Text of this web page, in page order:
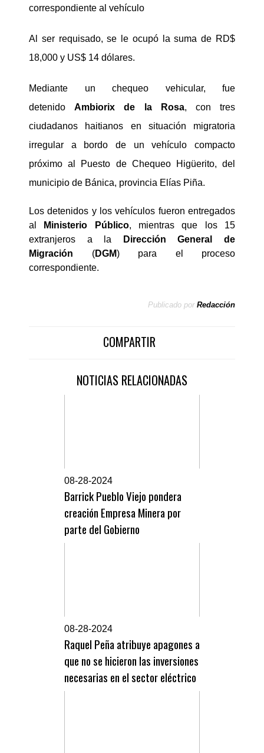
correspondiente al vehículo
Al ser requisado, se le ocupó la suma de RD$
18,000 y US$ 14 dólares.
Mediante un chequeo vehicular, fue
detenidoAmbiorix de la Rosa, con tres
ciudadanos haitianos en situación migratoria
irregular a bordo de un vehículo compacto
próximo al Puesto de Chequeo Higüerito, del
municipio de Bánica, provincia Elías Piña.
Los detenidos y los vehículos fueron entregados
al
Ministerio Público, mientras que los 15
extranjeros a la
Dirección General de
Migración (DGM) para el proceso
correspondiente.
Publicado por Redacción
COMPARTIR
NOTICIAS RELACIONADAS
08-28-2024
Barrick Pueblo Viejo pondera
creación Empresa Minera por
parte del Gobierno
08-28-2024
Raquel Peña atribuye apagones a
que no se hicieron las inversiones
necesarias en el sector eléctrico